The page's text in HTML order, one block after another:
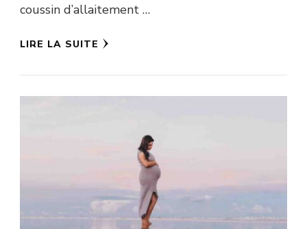
coussin d’allaitement …
LIRE LA SUITE